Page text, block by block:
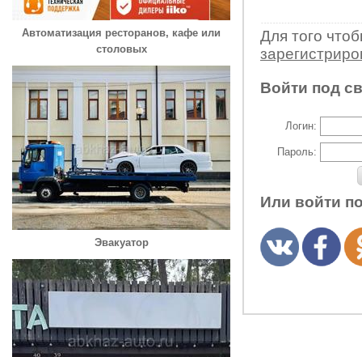
Автоматизация ресторанов, кафе или
столовых
Эвакуатор
Для того
Войти под
Логин:
Пароль:
Или войти